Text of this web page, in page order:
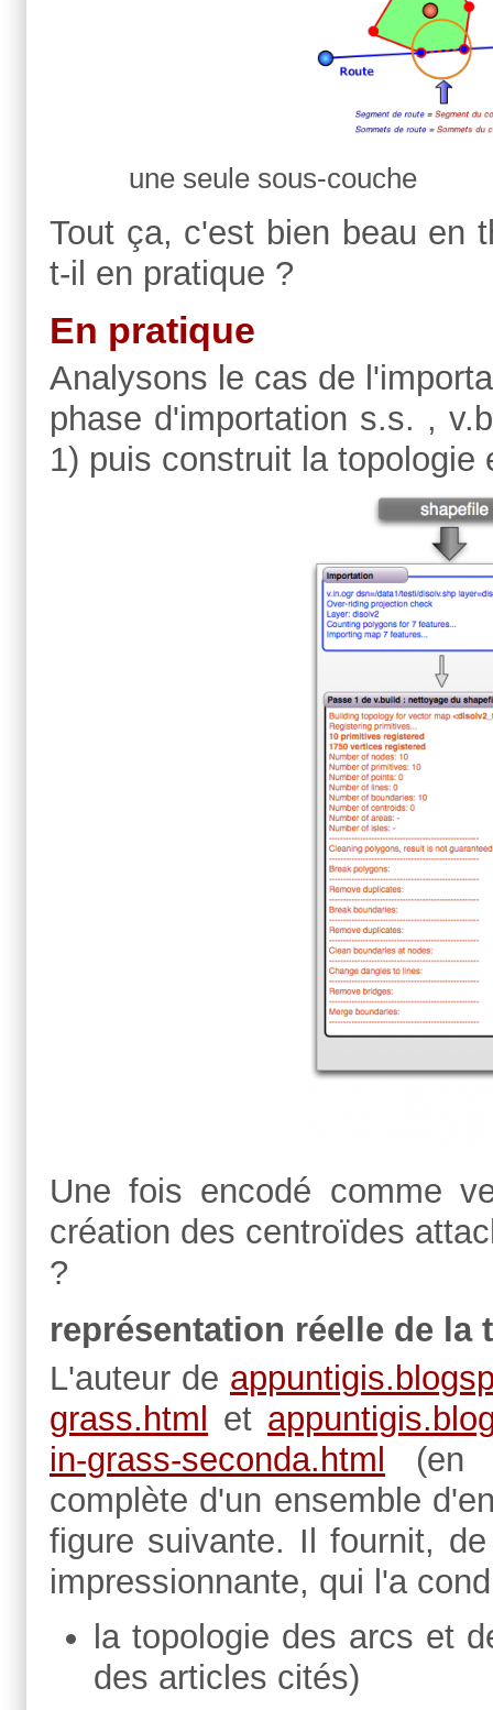
une seule sous-
Tout ça, c'est bien beau en
t-il en pratique ?
En pratique
Analysons le cas de
phase d'importation s.s. ,
1) puis construit la
Une fois encodé comme
création des centroïdes
?
représentation réelle de la
L'auteur de
grass.html
et
in-grass-seconda.html
(en
complète d'un ensemble
figure suivante. Il fournit,
impressionnante, qui l'a
la topologie des arcs et
des articles cités)